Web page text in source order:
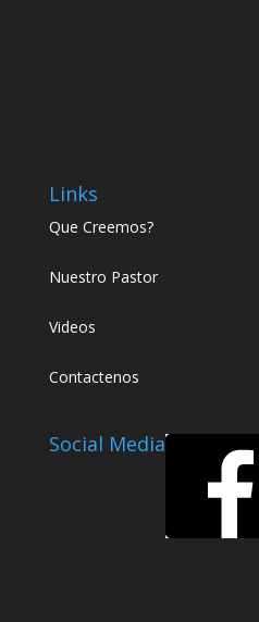
Links
Que Creemos?
Nuestro Pastor
Videos
Contactenos
Social Media